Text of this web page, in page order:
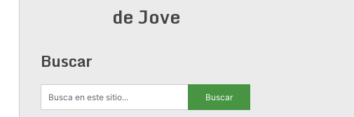
de Jove
Buscar